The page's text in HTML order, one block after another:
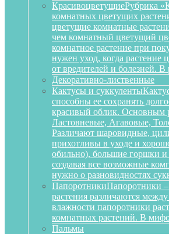
КрасивоцветущиеРубрика
комнатных цветущих
цветущие комнатные
чем комнатный цветущий
комнатное растение при
нужен уход, когда растение
от вредителей и болезней.
Декоративно-лиственные
Кактусы и суккуленты
способны ее сохранять
красивый облик. Основным
Ластовневые, Агавовые,
Различают шаровидные,
прихотливы в уходе и
обильно), большие горшки и
создавая все возможные
нужно о разновидностях
ПапоротникиПапоротники –
растения различаются
влажности папоротники
комнатных растений. В
Пальмы